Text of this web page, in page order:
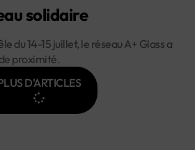
solidaire
du 14-15 juillet, le réseau A+ Glass a
proximité.
D'ARTICLES